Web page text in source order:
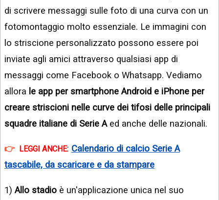
WEB
di scrivere messaggi sulle foto di una curva con un
fotomontaggio molto essenziale. Le immagini con
lo striscione personalizzato possono essere poi
inviate agli amici attraverso qualsiasi app di
messaggi come Facebook o Whatsapp. Vediamo
allora le app per smartphone Android e iPhone per
creare striscioni nelle curve dei tifosi delle principali
squadre italiane di Serie Aed anche delle nazionali.
LEGGI ANCHE: Calendario di calcio Serie A
tascabile, da scaricare e da stampare
1) Allo stadio è un'applicazione unica nel suo